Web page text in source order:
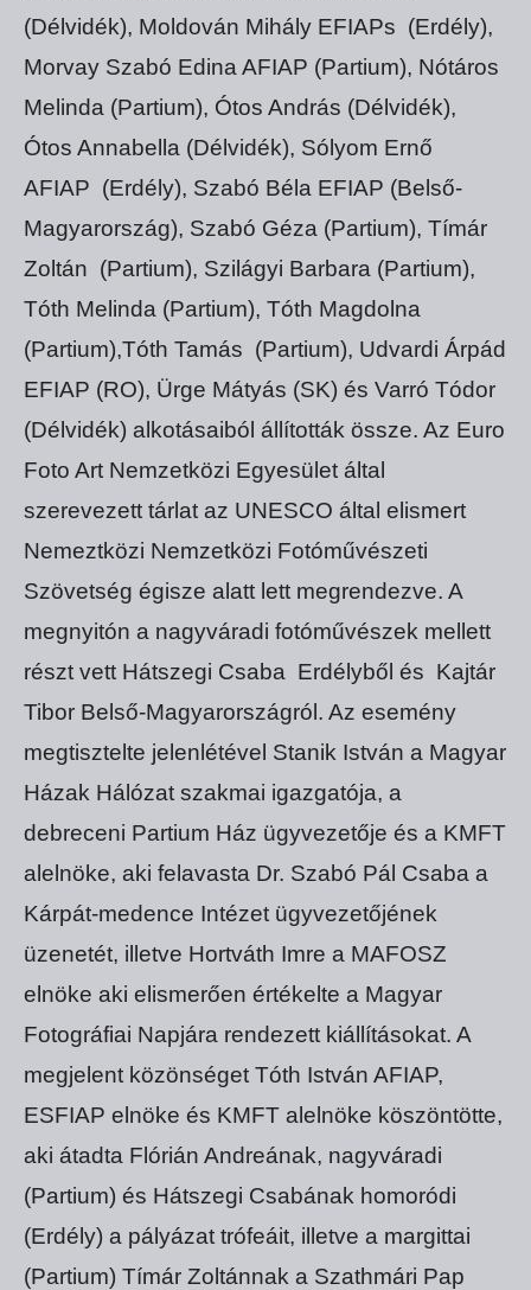
(Délvidék), Moldován Mihály EFIAPs (Erdély),
Morvay Szabó Edina AFIAP (Partium), Nótáros
Melinda (Partium), Ótos András (Délvidék),
Ótos Annabella (Délvidék), Sólyom Ernő
AFIAP (Erdély), Szabó Béla EFIAP (Belső-
Magyarország), Szabó Géza (Partium), Tímár
Zoltán (Partium), Szilágyi Barbara (Partium),
Tóth Melinda (Partium), Tóth Magdolna
(Partium),Tóth Tamás (Partium), Udvardi Árpád
EFIAP (RO), Ürge Mátyás (SK) és Varró Tódor
(Délvidék) alkotásaiból állították össze. Az Euro
Foto Art Nemzetközi Egyesület által
szerevezett tárlat az UNESCO által elismert
Nemeztközi Nemzetközi Fotóművészeti
Szövetség égisze alatt lett megrendezve. A
megnyitón a nagyváradi fotóművészek mellett
részt vett Hátszegi Csaba Erdélyből és Kajtár
Tibor Belső-Magyarországról. Az esemény
megtisztelte jelenlétével Stanik István a Magyar
Házak Hálózat szakmai igazgatója, a
debreceni Partium Ház ügyvezetője és a KMFT
alelnöke, aki felavasta Dr. Szabó Pál Csaba a
Kárpát-medence Intézet ügyvezetőjének
üzenetét, illetve Hortváth Imre a MAFOSZ
elnöke aki elismerően értékelte a Magyar
Fotográfiai Napjára rendezett kiállításokat. A
megjelent közönséget Tóth István AFIAP,
ESFIAP elnöke és KMFT alelnöke köszöntötte,
aki átadta Flórián Andreának, nagyváradi
(Partium) és Hátszegi Csabának homoródi
(Erdély) a pályázat trófeáit, illetve a margittai
(Partium) Tímár Zoltánnak a Szathmári Pap